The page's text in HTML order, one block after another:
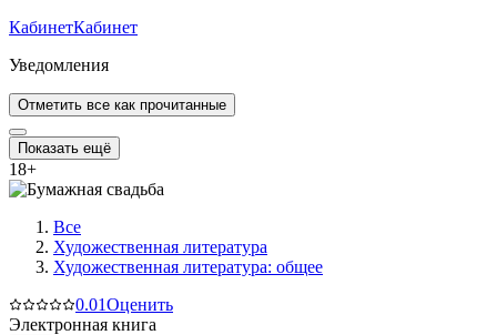
КабинетКабинет
Уведомления
Отметить все как прочитанные
Показать ещё
18+
Все
Художественная литература
Художественная литература: общее
0.01Оценить
Электронная книга